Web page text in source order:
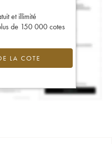
et illimité
de 150 000 cotes
LA COTE